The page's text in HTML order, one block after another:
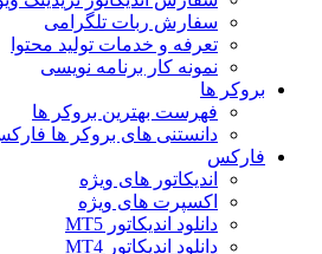
سفارش ربات تلگرامی
تعرفه و خدمات تولید محتوا
نمونه کار برنامه نویسی
بروکر ها
فهرست بهترین بروکر ها
دانستنی های بروکر ها
فارکس
اندیکاتور های ویژه
اکسپرت های ویژه
دانلود اندیکاتور MT5
دانلود اندیکاتور MT4